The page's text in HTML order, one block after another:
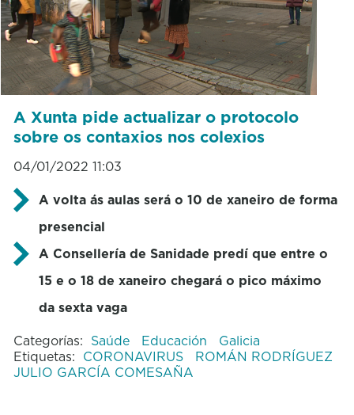
A Xunta pide actualizar o protocolo
sobre os contaxios nos colexios
04/01/2022 11:03
A volta ás aulas será o 10 de xaneiro de forma
presencial
A Consellería de Sanidade predí que entre o
15 e o 18 de xaneiro chegará o pico máximo
da sexta vaga
Categorías: Saúde Educación
Galicia
Etiquetas: CORONAVIRUS
ROMÁN RODRÍGUEZ
JULIO GARCÍA COMESAÑA